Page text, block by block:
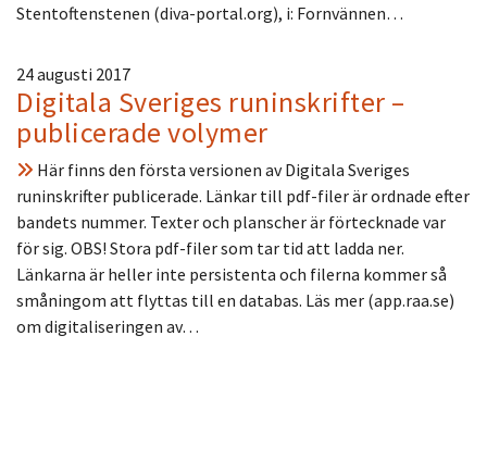
Stentoftenstenen (diva-portal.org), i: Fornvännen…
24 augusti 2017
Digitala Sveriges runinskrifter –
publicerade volymer
Här finns den första versionen av Digitala Sveriges
runinskrifter publicerade. Länkar till pdf-filer är ordnade efter
bandets nummer. Texter och planscher är förtecknade var
för sig. OBS! Stora pdf-filer som tar tid att ladda ner.
Länkarna är heller inte persistenta och filerna kommer så
småningom att flyttas till en databas. Läs mer (app.raa.se)
om digitaliseringen av…